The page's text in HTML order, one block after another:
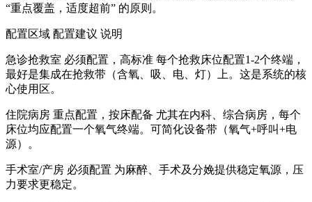
“重点覆盖，适度超前” 的原则。
配置区域 配置建议 说明
急诊抢救室 必须配置，高标准 每个抢救床位配置1-2个终端，
最好是集成在抢救带（含氧、吸、电、灯）上。这是系统的核
心使用区。
住院病房 重点配置，按床配备 尤其在内科、综合病房，每个
床位均应配置一个氧气终端。可简化设备带（氧气+呼叫+电
源）。
手术室/产房 必须配置 为麻醉、手术及分娩提供稳定氧源，压
力要求更稳定。